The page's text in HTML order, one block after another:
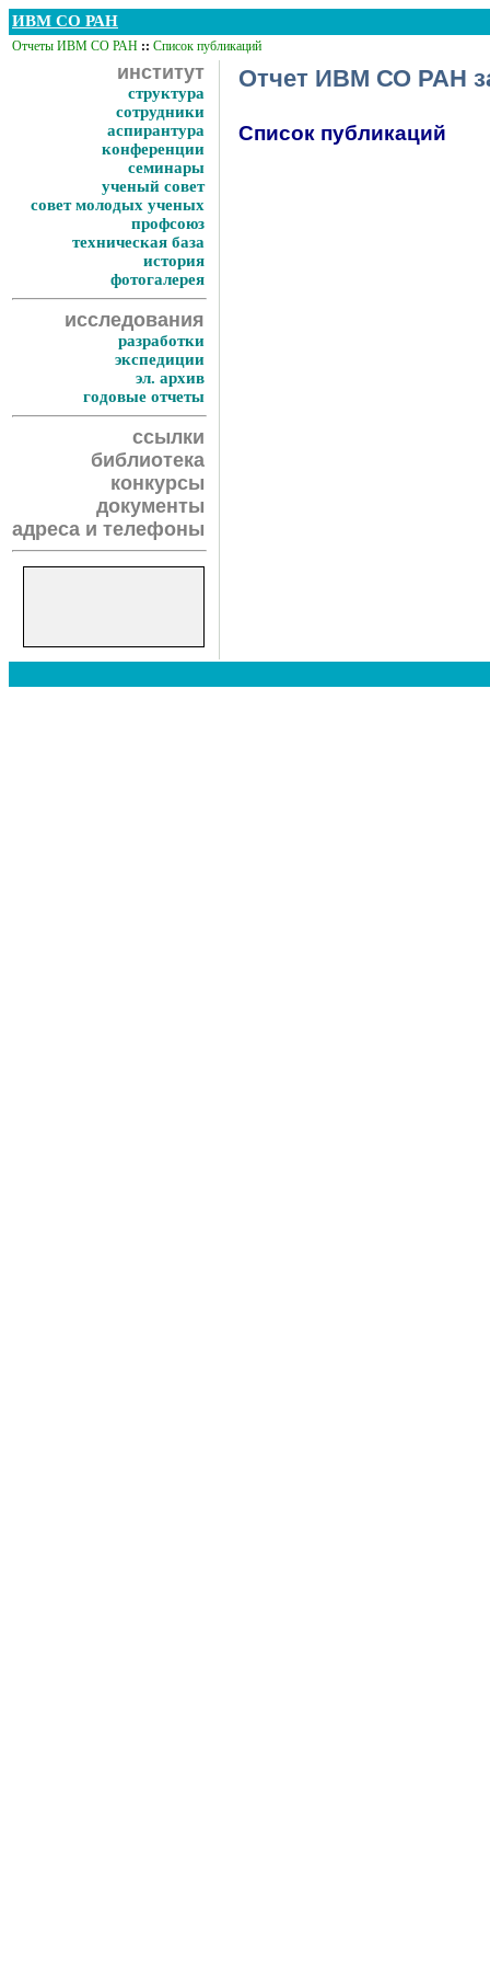
ИВМ СО РАН
Отчеты ИВМ СО РАН :: Список публикаций
институт
структура
сотрудники
аспирантура
конференции
семинары
ученый совет
совет молодых ученых
профсоюз
техническая база
история
фотогалерея
исследования
разработки
экспедиции
эл. архив
годовые отчеты
ссылки
библиотека
конкурсы
документы
адреса и телефоны
Отчет ИВМ СО РАН
Список публикаций